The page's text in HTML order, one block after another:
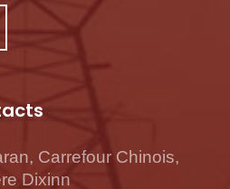
Carrefour Chinois,
Dixinn